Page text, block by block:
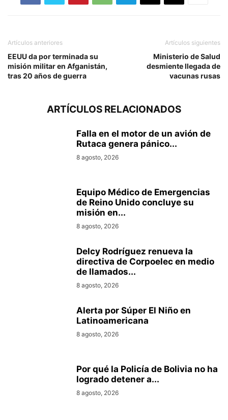
Artículos anteriores
EEUU da por terminada su
misión militar en Afganistán,
tras 20 años de guerra
Artículos siguientes
Ministerio de Salud
desmiente llegada de
vacunas rusas
ARTÍCULOS RELACIONADOS
Falla en el motor de un avión de
Rutaca genera pánico...
8 agosto, 2026
Equipo Médico de Emergencias
de Reino Unido concluye su
misión en...
8 agosto, 2026
Delcy Rodríguez renueva la
directiva de Corpoelec en medio
de llamados...
8 agosto, 2026
Alerta por Súper El Niño en
Latinoamericana
8 agosto, 2026
Por qué la Policía de Bolivia no ha
logrado detener a...
8 agosto, 2026